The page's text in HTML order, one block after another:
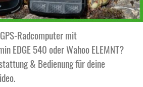
Radcomputer mit
EDGE 540 oder Wahoo ELEMNT?
& Bedienung für deine